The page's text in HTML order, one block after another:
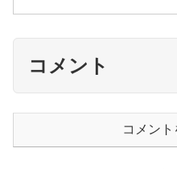
コメント
コメン